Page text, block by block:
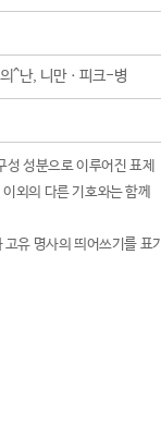
^난, 니만ㆍ피크-병
성분으로 이루어진 표제
외의 다른 기호와는 함께
유 명사의 띄어쓰기를 표기